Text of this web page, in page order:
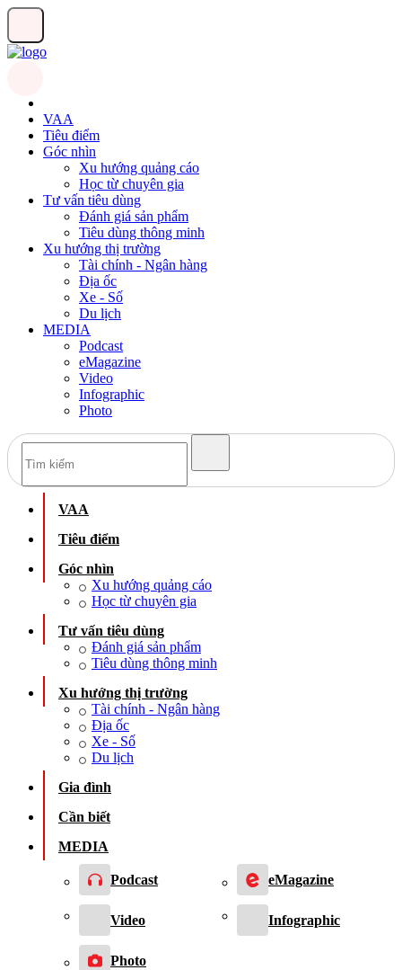
VAA
Tiêu điểm
Góc nhìn
Xu hướng quảng cáo
Học từ chuyên gia
Tư vấn tiêu dùng
Đánh giá sản phẩm
Tiêu dùng thông minh
Xu hướng thị trường
Tài chính - Ngân hàng
Địa ốc
Xe - Số
Du lịch
MEDIA
Podcast
eMagazine
Video
Infographic
Photo
VAA
Tiêu điểm
Góc nhìn
Xu hướng quảng cáo
Học từ chuyên gia
Tư vấn tiêu dùng
Đánh giá sản phẩm
Tiêu dùng thông minh
Xu hướng thị trường
Tài chính - Ngân hàng
Địa ốc
Xe - Số
Du lịch
Gia đình
Cần biết
MEDIA
Podcast eMagazine
Video Infographic
Photo